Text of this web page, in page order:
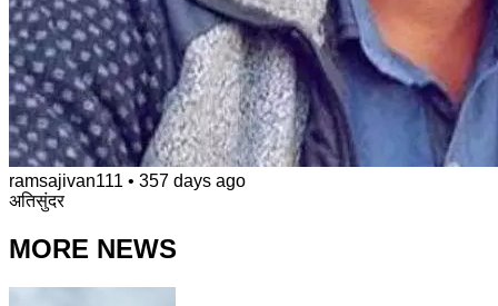
ramsajivan111 • 357 days ago
अतिसुंदर
MORE NEWS